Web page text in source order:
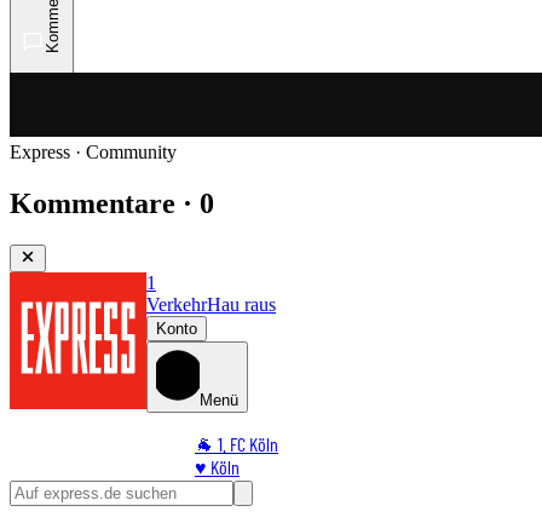
Express · Community
Kommentare · 0
1
VerkehrHau raus
Konto
Menü
🐐 1. FC Köln
♥️ Köln
⭐ Promi